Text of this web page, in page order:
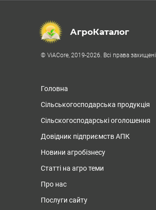
АгроКаталог
© ViACore, 2019-2026. Всі права захищені
Головна
Сільськогосподарська продукція
Сільскогосподарські оголошення
Довідник підприємств АПК
Новини агробізнесу
Статті на агро теми
Про нас
Послуги сайту